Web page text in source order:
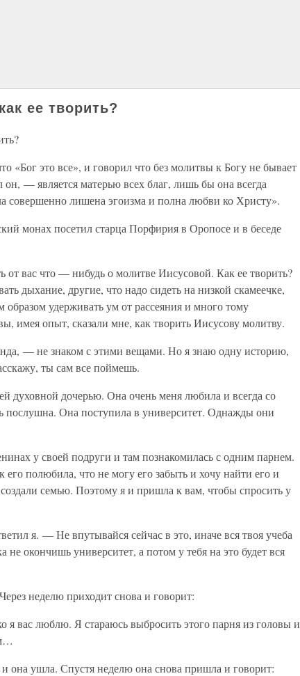
ее творить?
«Бог это все», и говорил что без молитвы к Богу не бывает
— является матерью всех благ, лишь бы она всегда
совершенно лишена эгоизма и полна любви ко Христу».
монах посетил старца Порфирия в Оропосе и в беседе
вас что — нибудь о молитве Иисусовой. Как ее творить?
дыхание, другие, что надо сидеть на низкой скамеечке,
образом удерживать ум от рассеяния и много тому
имея опыт, сказали мне, как творить Иисусову молитву.
— не знаком с этими вещами. Но я знаю одну историю,
ты сам все поймешь.
духовной дочерью. Она очень меня любила и всегда со
послушна. Она поступила в университет. Однажды они
у своей подруги и там познакомилась с одним парнем.
его полюбила, что не могу его забыть и хочу найти его и
семью. Поэтому я и пришла к вам, чтобы спросить у
я. — Не впутывайся сейчас в это, иначе вся твоя учеба
окончишь университет, а потом у тебя на это будет вся
неделю приходит снова и говорит:
я вас люблю. Я стараюсь выбросить этого парня из головы и
и она ушла. Спустя неделю она снова пришла и говорит: